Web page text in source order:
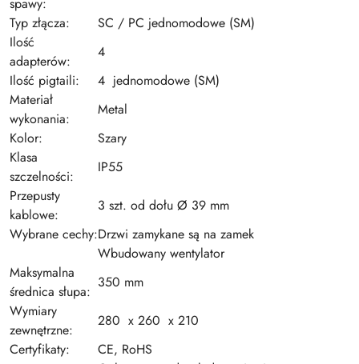
spawy:
Typ złącza:
SC / PC jednomodowe (SM)
Ilość
adapterów:
4
Ilość pigtaili:
4 jednomodowe (SM)
Materiał
wykonania:
Metal
Kolor:
Szary
Klasa
szczelności:
IP55
Przepusty
kablowe:
3 szt. od dołu Ø 39 mm
Wybrane cechy:Drzwi zamykane są na zamek
Wbudowany wentylator
Maksymalna
średnica słupa:
350 mm
Wymiary
zewnętrzne:
280 x 260 x 210
Certyfikaty:
CE, RoHS